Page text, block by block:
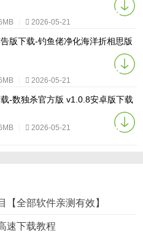
2026-05-21
版下载-钓鱼佬净化海洋折相思版
2026-05-21
-数独杀官方版 v1.0.8安卓版下载
2026-05-21
全部软件亲测有效】
速下载教程